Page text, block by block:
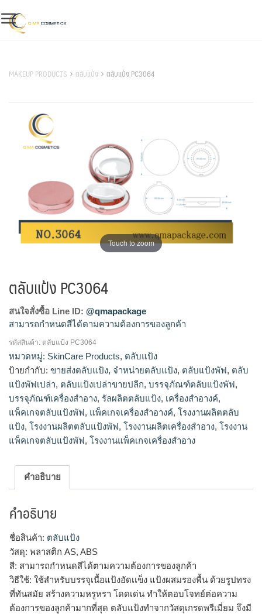
to
content
MAKEUP PRODUCTS ตลับแป้ง ตลับแป้ง PC3064
Touch to zoom
ตลับแป้ง PC3064
สนใจสั่งซื้อ Line ID: @qmapackage
สามารถกำหนดสีได้ตามความต้องการของลูกค้า
โรงงานผลิตตลับแป้ง,ขายส่งตลับแป้ง,จำหน่ายตลับแป้ง,รัลผลิต
ตลับแป้ง,ตลับแป้งเปล่าขายปลีก
รหัสสินค้า: ตลับแป้ง PC3064
หมวดหมู่: SkinCare Products, ตลับแป้ง
ป้ายกำกับ: ขายส่งตลับแป้ง, จำหน่ายตลับแป้ง, ตลับแป้งพัฟ, ตลับ
แป้งพัฟเปล่า, ตลับแป้งเปล่าขายปลีก, บรรจุภัณฑ์ตลับแป้งพัฟ,
บรรจุภัณฑ์เครื่องสำอาง, รัลผลิตตลับแป้ง, เครื่องสำอางค์,
แพ็คเกจตลับแป้งพัฟ, แพ็คเกจเครื่องสำอางค์, โรงงานผลิตตลับ
แป้ง, โรงงานผลิตตลับแป้งพัฟ, โรงงานผลิตเครื่องสำอาง, โรงงาน
แพ็คเกจตลับแป้งพัฟ, โรงงานแพ็คเกจเครื่องสำอาง
คำอธิบาย
คำอธิบาย
ชื่อสินค้า: ตลับแป้ง
วัสดุ: พลาสติก AS, ABS
สี: สามารถกำหนดสีได้ตามความต้องการของลูกค้า
วิธีใช้: ใช้สำหรับบรรจุเนื้อแป้งอัดเเข็ง แป้งผสมรองพื้น ด้วยรูปทรง
ที่ทันสมัย สร้างความหรูหรา โดดเด่น ทำให้ตอบโจทย์ต่อความ
ต้องการของลูกค้ามากที่สุด ตลับแป้งทำจากวัสดุเกรดพรีเมี่ยม จึงมี